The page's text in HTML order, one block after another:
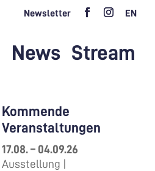
Newsletter EN
News Stream
Kommende
Veranstaltungen
17.08. – 04.09.26
Ausstellung |